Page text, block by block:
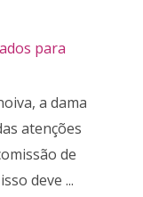
para
a dama de
atenções
de
deve ...